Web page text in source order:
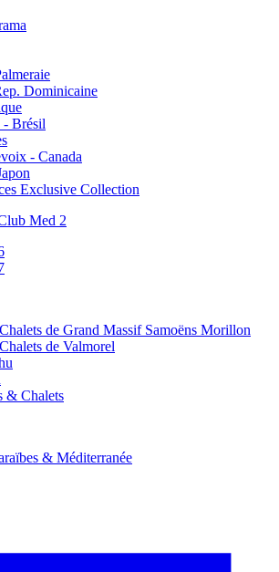
Dominicaine
- Brésil
- Canada
Exclusive Collection
Med 2
de Grand Massif Samoëns Morillon
de Valmorel
& Chalets
& Méditerranée